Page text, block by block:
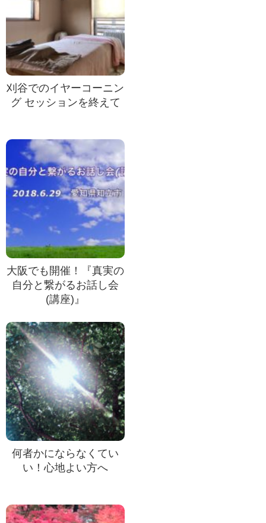
刈谷でのイヤーコーニン
グ セッションを終えて
大阪でも開催！『真実の
自分と繋がるお話し会
(講座)』
何者かにならなくてい
い！心地よい方へ